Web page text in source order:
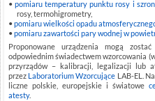
pomiaru temperatury punktu rosy i
rosy, termohigrometry,
pomiaru wielkości opadu
pomiaru zawartości pary wodnej w
Proponowane urządzenia mogą
odpowiednim świadectwem wzorcowania
przyrządów – kalibracji, legalizacji lub
przez Laboratorium Wzorcujące LAB-EL.
liczne polskie, europejskie i światowe
atesty.